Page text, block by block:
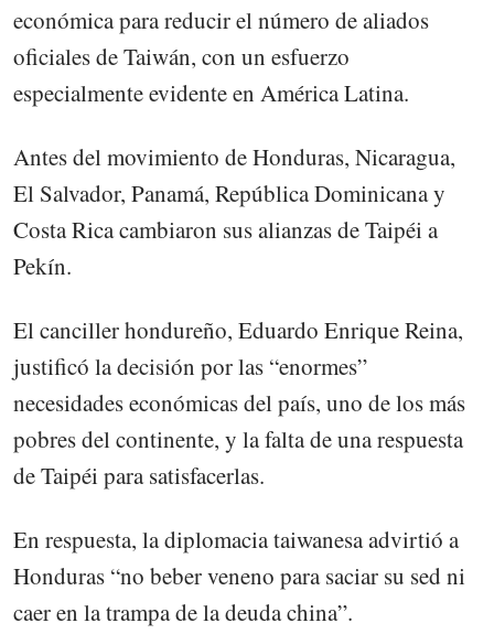
económica para reducir el número de aliados
oficiales de Taiwán, con un esfuerzo
especialmente evidente en América Latina.
Antes del movimiento de Honduras, Nicaragua,
El Salvador, Panamá, República Dominicana y
Costa Rica cambiaron sus alianzas de Taipéi a
Pekín.
El canciller hondureño, Eduardo Enrique Reina,
justificó la decisión por las “enormes”
necesidades económicas del país, uno de los más
pobres del continente, y la falta de una respuesta
de Taipéi para satisfacerlas.
En respuesta, la diplomacia taiwanesa advirtió a
Honduras “no beber veneno para saciar su sed ni
caer en la trampa de la deuda china”.